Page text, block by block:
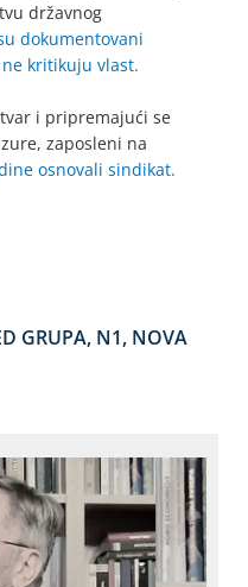
državnog
dokumentovani
kritikuju vlast.
i pripremajući se
zaposleni na
osnovali sindikat.
GRUPA, N1, NOVA